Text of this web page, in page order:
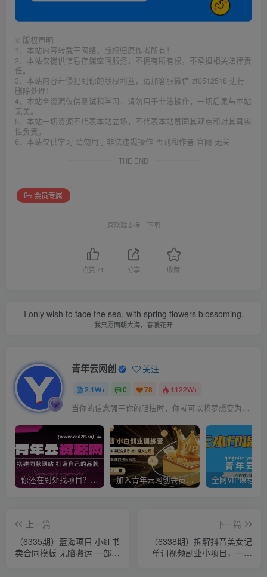
© 版权声明
1、本站内容转载于网络，版权归原作者所有！
2、本站仅提供信息存储空间服务，不拥有所有权，不承担相关法律责
任。
3、本站内容若侵犯到你的版权利益，请加客服微信 zt0512518 进行
删除处理！
4、本站全资源仅供测试和学习，请勿用于非法操作，一切后果与本站
无关。
5、本站一切资源不代表本站立场，不代表本站赞同其观点和对其真实
性负责。
6、本站仅供学习 请勿用于非法违规操作 否则和作者 官网 无关
THE END
会员专属
喜欢就支持一下吧
点赞71 分享 收藏
I only wish to face the sea, with spring flowers blossoming.
我只愿面朝大海，春暖花开
青年云网创 关注
2.1W+ 0 78 1122W+
当你的信念强于你的胆怯时，你就可以将梦想变为现实了
你还在到处找项目？还在当韭菜？我靠卖项目一个月收入5万+，曾经我也是个失败者。 加入青年云网创会员，全站资源免费学习。加入高级合伙人，推广日入1000+
上一篇
（6335期）蓝海项目 小红书
卖合同模板 无脑搬运 一部手
下一篇
（6338期）拆解抖音美女记
单词视频副业小项目，一条